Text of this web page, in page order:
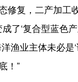
修复，二产加工
了‘复合型蓝色
渔业主体未必是
！”